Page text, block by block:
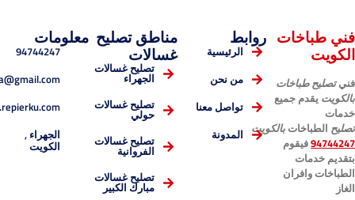
جميع
بالكويت
روابط
الرئيسية
من نحن
تواصل معنا
المدونة
مناطق تصليح
غسالات
تصليح غسالات
تصليح غسالات
تصليح غسالات
الفروانية
تصليح غسالات
مبارك الكبير
معلومات
94744247
esmaelnema@gmail.com
www.repierku.com
الجهراء ,
الكويت